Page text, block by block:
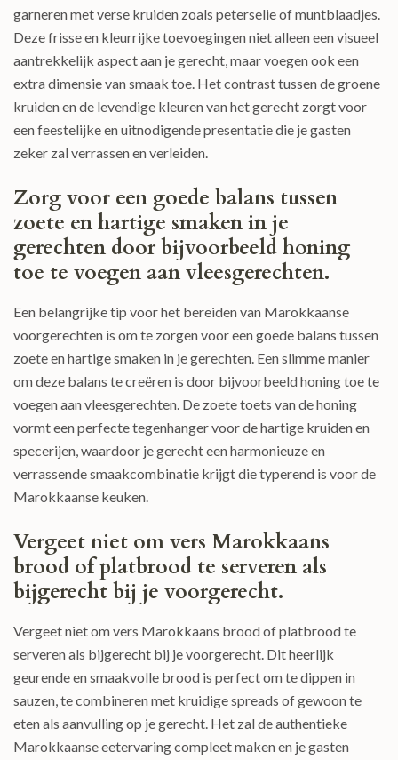
garneren met verse kruiden zoals peterselie of muntblaadjes.
Deze frisse en kleurrijke toevoegingen niet alleen een visueel
aantrekkelijk aspect aan je gerecht, maar voegen ook een
extra dimensie van smaak toe. Het contrast tussen de groene
kruiden en de levendige kleuren van het gerecht zorgt voor
een feestelijke en uitnodigende presentatie die je gasten
zeker zal verrassen en verleiden.
Zorg voor een goede balans tussen
zoete en hartige smaken in je
gerechten door bijvoorbeeld honing
toe te voegen aan vleesgerechten.
Een belangrijke tip voor het bereiden van Marokkaanse
voorgerechten is om te zorgen voor een goede balans tussen
zoete en hartige smaken in je gerechten. Een slimme manier
om deze balans te creëren is door bijvoorbeeld honing toe te
voegen aan vleesgerechten. De zoete toets van de honing
vormt een perfecte tegenhanger voor de hartige kruiden en
specerijen, waardoor je gerecht een harmonieuze en
verrassende smaakcombinatie krijgt die typerend is voor de
Marokkaanse keuken.
Vergeet niet om vers Marokkaans
brood of platbrood te serveren als
bijgerecht bij je voorgerecht.
Vergeet niet om vers Marokkaans brood of platbrood te
serveren als bijgerecht bij je voorgerecht. Dit heerlijk
geurende en smaakvolle brood is perfect om te dippen in
sauzen, te combineren met kruidige spreads of gewoon te
eten als aanvulling op je gerecht. Het zal de authentieke
Marokkaanse eetervaring compleet maken en je gasten